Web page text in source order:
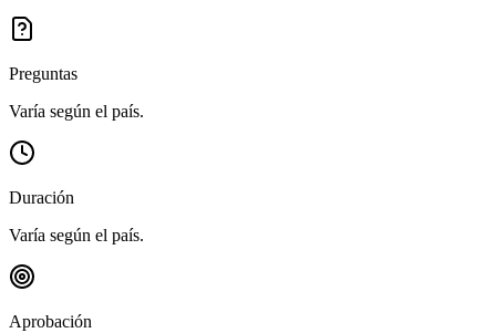
Preguntas
Varía según el país.
Duración
Varía según el país.
Aprobación